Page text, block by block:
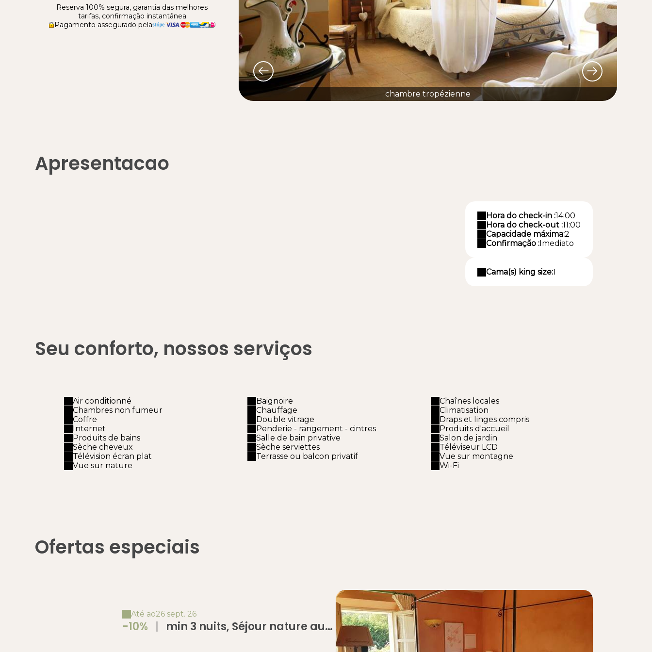
chambre tropézienne
Reserva 100% segura, garantia das melhores
tarifas, confirmação instantânea
Pagamento assegurado pela
Apresentacao
Hora do check-in :14:00
Hora do check-out :11:00
Capacidade máxima:2
Confirmação :Imediato
Cama(s) king size:1
Seu conforto, nossos serviços
Air conditionné Baignoire
Chaînes locales
Chambres non fumeur
Chauffage
Climatisation
Coffre
Double vitrage
Draps et linges compris
Internet
Penderie - rangement - cintres
Produits d'accueil
Produits de bains
Salle de bain privative
Salon de jardin
Sèche cheveux
Sèche serviettes
Téléviseur LCD
Télévision écran plat
Terrasse ou balcon privatif
Vue sur montagne
Vue sur nature
Wi-Fi
Ofertas especiais
Até ao26 sept. 26
-10% |